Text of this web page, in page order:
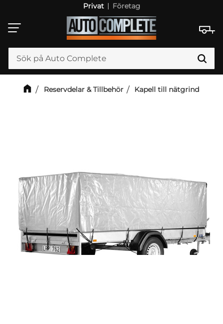
Meny
Privat Företag
Reservdelar & Tillbehör Kapell till nätgrind